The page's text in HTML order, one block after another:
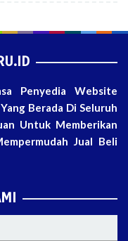
Penyedia Website
Berada Di Seluruh
Untuk Memberikan
Jual Beli